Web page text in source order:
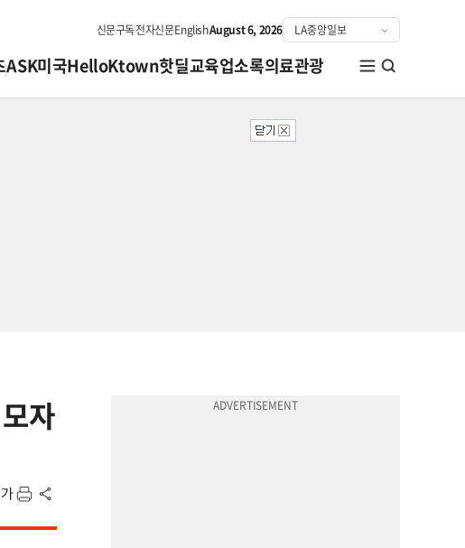
신문구독전자신문EnglishAugust 6, 2026
ASK미국HelloKtown핫딜교육업소록의료관광
자